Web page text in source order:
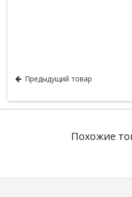
Предыдущий товар
Похожие